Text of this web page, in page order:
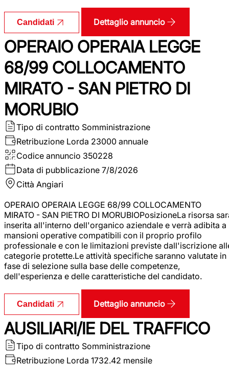
Candidati Dettaglio annuncio
OPERAIO OPERAIA LEGGE
68/99 COLLOCAMENTO
MIRATO - SAN PIETRO DI
MORUBIO
Tipo di contratto Somministrazione
Retribuzione Lorda 23000 annuale
Codice annuncio 350228
Data di pubblicazione 7/8/2026
Città Angiari
OPERAIO OPERAIA LEGGE 68/99 COLLOCAMENTO
MIRATO - SAN PIETRO DI MORUBIOPosizioneLa risorsa
inserita all'interno dell'organico aziendale e verrà adibita a
mansioni operative compatibili con il proprio profilo
professionale e con le limitazioni previste dall'iscrizione
categorie protette.Le attività specifiche saranno valutate in
fase di selezione sulla base delle competenze,
dell'esperienza e delle caratteristiche del candidato.
Candidati Dettaglio annuncio
AUSILIARI/IE DEL TRAFFICO
Tipo di contratto Somministrazione
Retribuzione Lorda 1732.42 mensile